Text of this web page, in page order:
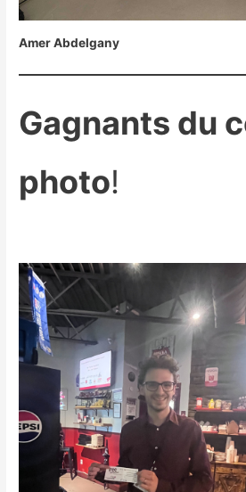
Amer Abdelgany
Gagnants du
photo!